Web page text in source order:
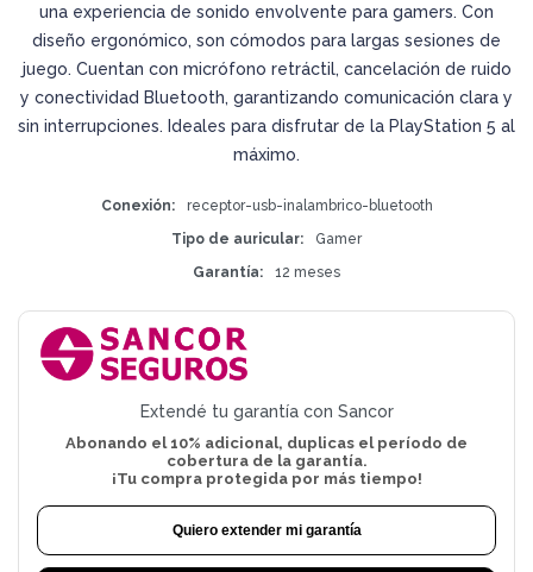
una experiencia de sonido envolvente para gamers. Con
diseño ergonómico, son cómodos para largas sesiones de
juego. Cuentan con micrófono retráctil, cancelación de ruido
y conectividad Bluetooth, garantizando comunicación clara y
sin interrupciones. Ideales para disfrutar de la PlayStation 5 al
máximo.
Conexión
receptor-usb-inalambrico-bluetooth
Tipo de auricular
Gamer
Garantía
12 meses
Extendé tu garantía con Sancor
Abonando el 10% adicional, duplicas el período de
cobertura de la garantía.
¡Tu compra protegida por más tiempo!
Quiero extender mi garantía